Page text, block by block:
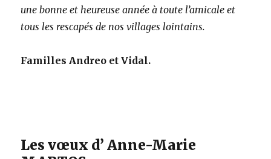
une bonne et heureuse année à toute l’amicale et
tous les rescapés de nos villages lointains.
Familles Andreo et Vidal.
Les vœux d’ Anne-Marie